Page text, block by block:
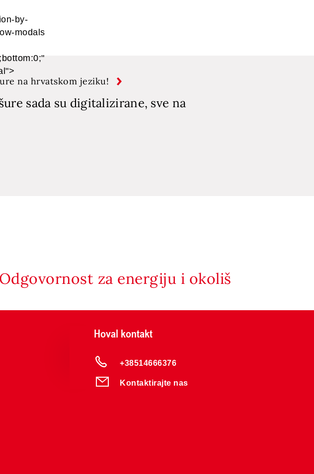
by-
modals
na hrvatskom jeziku!
sada su digitalizirane, sve na
Odgovornost za energiju i okoliš
Hoval kontakt
+38514666376
Kontaktirajte nas